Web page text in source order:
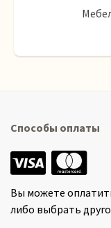
Способы оплаты
Вы можете
либо выбрать